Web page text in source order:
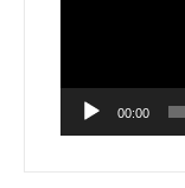
00:00